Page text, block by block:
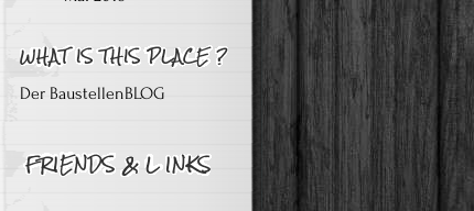
Der BaustellenBLOG